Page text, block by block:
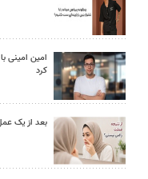
امین امینی
کرد
بعد از یک